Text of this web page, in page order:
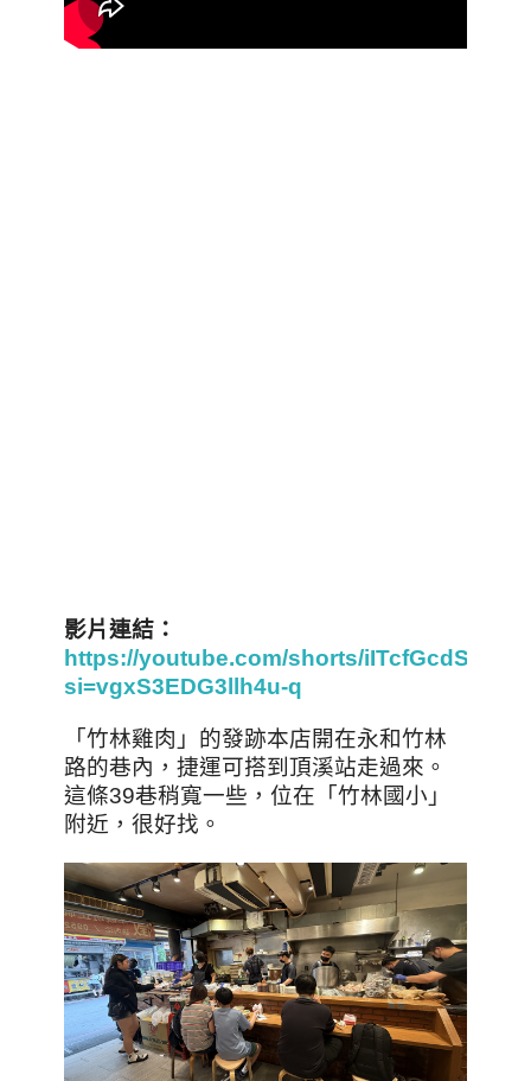
影片連結：
https://youtube.com/shorts/iITcfGcdSu4?
si=vgxS3EDG3llh4u-q
「竹林雞肉」的發跡本店開在永和竹林
路的巷內，捷運可搭到頂溪站走過來。
這條39巷稍寬一些，位在「竹林國小」
附近，很好找。